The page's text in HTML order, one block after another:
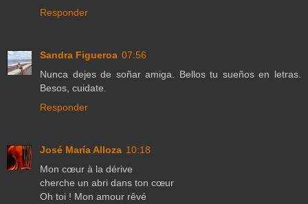
Responder
Sandra Figueroa 07:56
Nunca dejes de soñar amiga. Bellos tu sueños en letras.
Besos, cuidate.
Responder
José María Alloza 10:18
Mon cœur à la dérive
cherche un abri dans ton cœur
Oh toi ! Mon amour rêvé